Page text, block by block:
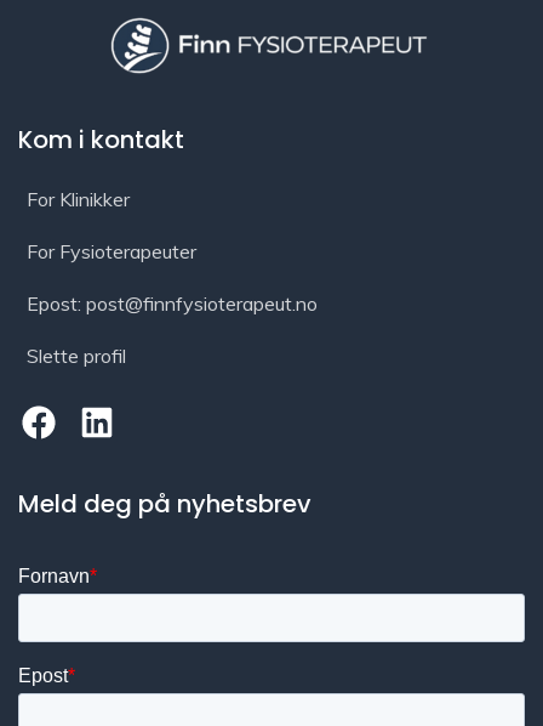
Kom i kontakt
For Klinikker
For Fysioterapeuter
Epost: post@finnfysioterapeut.no
Slette profil
Meld deg på nyhetsbrev